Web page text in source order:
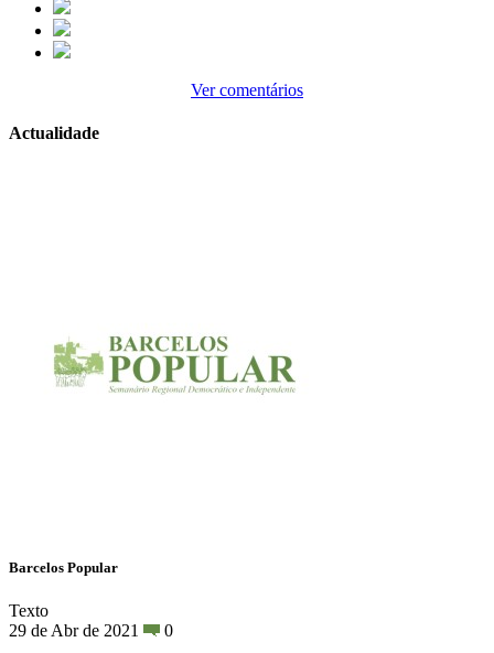
Ver comentários
Actualidade
Barcelos Popular
Texto
29 de Abr de 2021
0